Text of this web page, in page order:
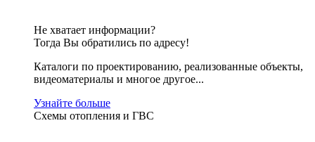
Не хватает информации?
Тогда Вы обратились по адресу!
Каталоги по проектированию, реализованные объекты,
видеоматериалы и многое другое...
Узнайте больше
Схемы отопления и ГВС